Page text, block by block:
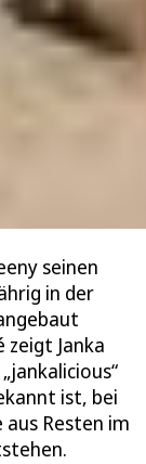
seinen
in der
Janka
ist, bei
aus Resten im